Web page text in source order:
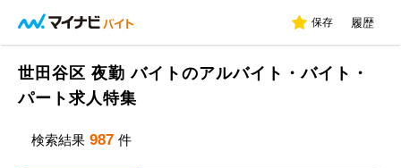
保存 履歴
世田谷区 夜勤 バイトのアルバイト・バイト・
パート求人特集
検索結果 987 件